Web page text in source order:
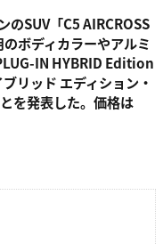
のSUV「C5 AIRCROSS
ボディカラーやアルミ
IN HYBRID Edition
リッド エディション・
を発表した。価格は